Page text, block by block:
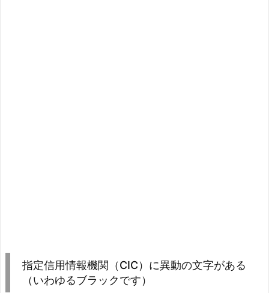
指定信用情報機関（CIC）に異動の文字がある
（いわゆるブラックです）